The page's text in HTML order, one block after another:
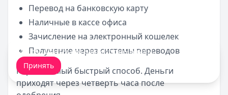
Перевод на банковскую карту
Наличные в кассе офиса
Зачисление на электронный кошелек
Получение через системы переводов
Карта - самый быстрый способ. Деньги
приходят через четверть часа после
Мы обрабатываем ваши cookie-файлы.
Принять